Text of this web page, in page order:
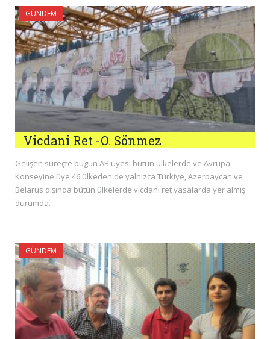
GÜNDEM
Vicdani Ret -O. Sönmez
Gelişen süreçte bugün AB üyesi bütün ülkelerde ve Avrupa
Konseyine üye 46 ülkeden de yalnızca Türkiye, Azerbaycan ve
Belarus dışında bütün ülkelerde vicdani ret yasalarda yer almış
durumda.
GÜNDEM